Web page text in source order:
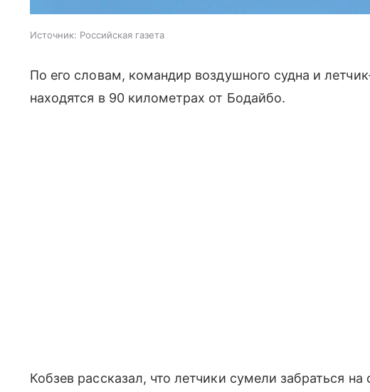
Источник: Российская газета
По его словам, командир воздушного судна и
находятся в 90 километрах от Бодайбо.
Кобзев рассказал, что летчики сумели забраться